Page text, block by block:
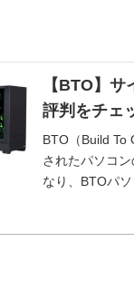
【BTO】
評判をチェ
BTO（Build To
されたパソコ
なり、BTOパ